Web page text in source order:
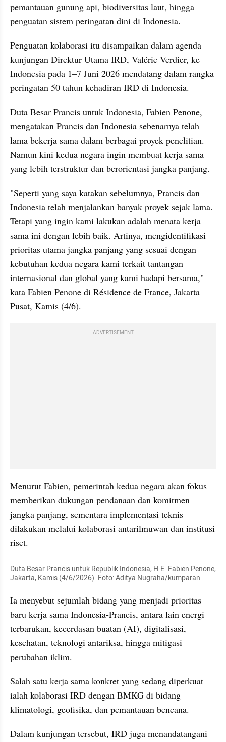
pemantauan gunung api, biodiversitas laut, hingga
penguatan sistem peringatan dini di Indonesia.
Penguatan kolaborasi itu disampaikan dalam agenda
kunjungan Direktur Utama IRD, Valérie Verdier, ke
Indonesia pada 1–7 Juni 2026 mendatang dalam rangka
peringatan 50 tahun kehadiran IRD di Indonesia.
Duta Besar Prancis untuk Indonesia, Fabien Penone,
mengatakan Prancis dan Indonesia sebenarnya telah
lama bekerja sama dalam berbagai proyek penelitian.
Namun kini kedua negara ingin membuat kerja sama
yang lebih terstruktur dan berorientasi jangka panjang.
"Seperti yang saya katakan sebelumnya, Prancis dan
Indonesia telah menjalankan banyak proyek sejak lama.
Tetapi yang ingin kami lakukan adalah menata kerja
sama ini dengan lebih baik. Artinya, mengidentifikasi
prioritas utama jangka panjang yang sesuai dengan
kebutuhan kedua negara kami terkait tantangan
internasional dan global yang kami hadapi bersama,"
kata Fabien Penone di Résidence de France, Jakarta
Pusat, Kamis (4/6).
ADVERTISEMENT
Menurut Fabien, pemerintah kedua negara akan fokus
memberikan dukungan pendanaan dan komitmen
jangka panjang, sementara implementasi teknis
dilakukan melalui kolaborasi antarilmuwan dan institusi
riset.
Duta Besar Prancis untuk Republik Indonesia, H.E. Fabien Penone,
Jakarta, Kamis (4/6/2026). Foto: Aditya Nugraha/kumparan
Ia menyebut sejumlah bidang yang menjadi prioritas
baru kerja sama Indonesia-Prancis, antara lain energi
terbarukan, kecerdasan buatan (AI), digitalisasi,
kesehatan, teknologi antariksa, hingga mitigasi
perubahan iklim.
Salah satu kerja sama konkret yang sedang diperkuat
ialah kolaborasi IRD dengan BMKG di bidang
klimatologi, geofisika, dan pemantauan bencana.
Dalam kunjungan tersebut, IRD juga menandatangani